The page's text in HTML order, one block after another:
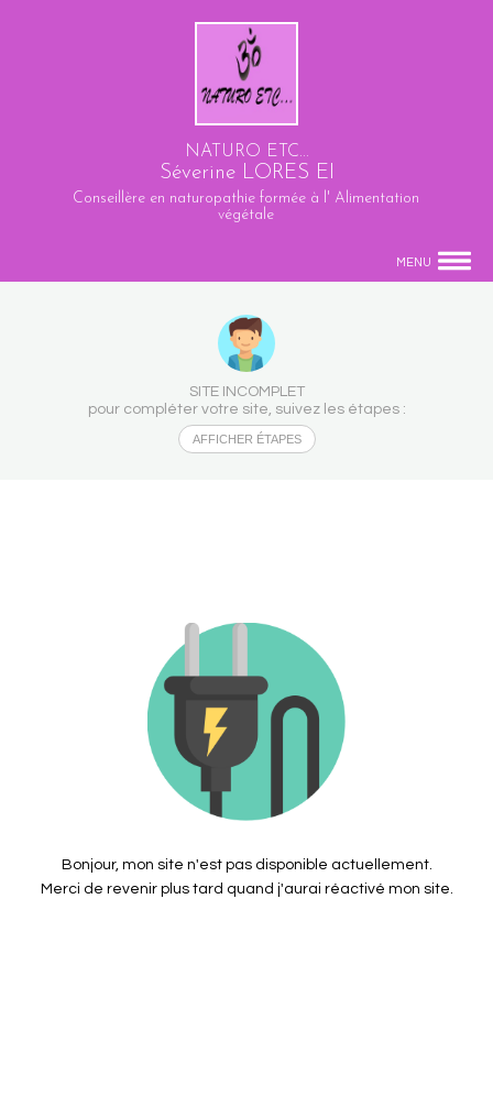
NATURO ETC...
Séverine LORES EI
Conseillère en naturopathie formée à l' Alimentation
végétale
MENU
SITE INCOMPLET
pour compléter votre site, suivez les étapes :
AFFICHER ÉTAPES
Bonjour, mon site n'est pas disponible actuellement.
Merci de revenir plus tard quand j'aurai réactivé mon site.